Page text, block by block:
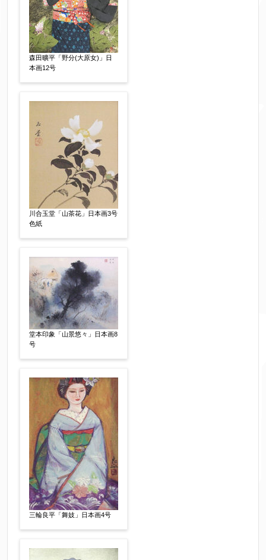
郵便番号 【必須】
↓郵便番号を入力すると住所の最初が自動入力さ
ご要望などがございましたらご入力ください
【任意】
個人情報の取扱いについて、同意の上送信しま
す。（確認画面は表示されません）
同意する 【必須】
↑ 同意頂けましたらチェックを入れてくださ
い。
森田曠平「野分(大原女)」日
本画12号
川合玉堂「山茶花」日本画3号
色紙
堂本印象「山景悠々」日本画8
号
三輪良平「舞妓」日本画4号